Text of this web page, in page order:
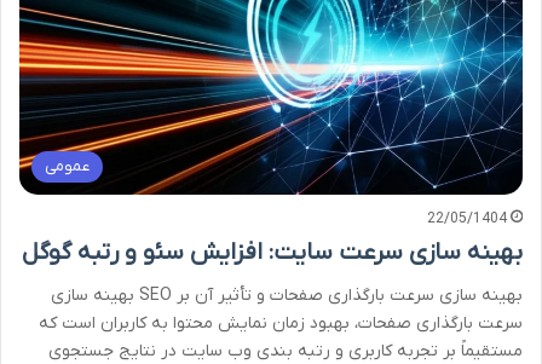
عمومی
22/05/1404
بهینه سازی سرعت سایت: افزایش سئو و رتبه گوگل
بهینه سازی سرعت بارگذاری صفحات و تأثیر آن بر SEO بهینه سازی
سرعت بارگذاری صفحات، بهبود زمان نمایش محتوا به کاربران است که
مستقیماً بر تجربه کاربری و رتبه بندی وب سایت در نتایج جستجوی